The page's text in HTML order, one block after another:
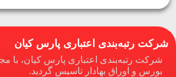
شرکت رتبه‌بندی اعتباری پارس کیان
شرکت رتبه‌بندی اعتباری پارس کیان، با
بورس و اوراق بهادار تاسیس گردید.